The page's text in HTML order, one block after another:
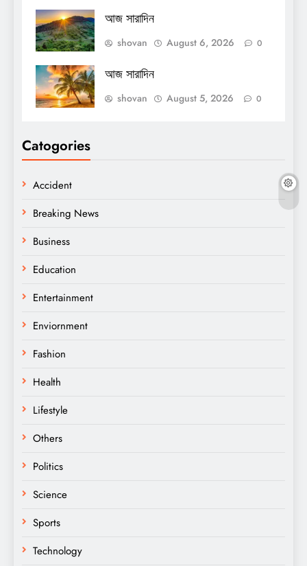
আজ সারাদিন
shovan August 6, 2026 0
আজ সারাদিন
shovan August 5, 2026 0
Catogories
Accident
Breaking News
Business
Education
Entertainment
Enviornment
Fashion
Health
Lifestyle
Others
Politics
Science
Sports
Technology